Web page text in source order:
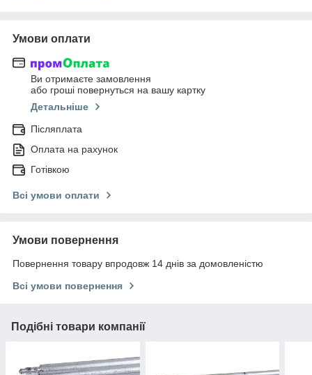
Умови оплати
Ви отримаєте замовлення
або гроші повернуться на вашу картку
Детальніше
Післяплата
Оплата на рахунок
Готівкою
Всі умови оплати
Умови повернення
Повернення товару впродовж 14 днів за домовленістю
Всі умови повернення
Подібні товари компанії